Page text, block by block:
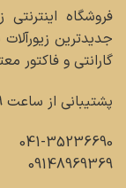
فروشگاه اینترنتی
جدیدترین
گارانتی و فاکتور
پشتیبانی از ساعت 9 تا 24 در تمام روزهای هفته :
041-35236690
09148969369